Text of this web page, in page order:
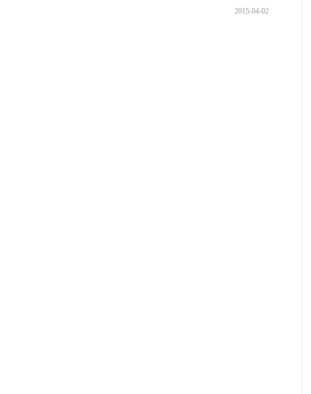
2015-04-02